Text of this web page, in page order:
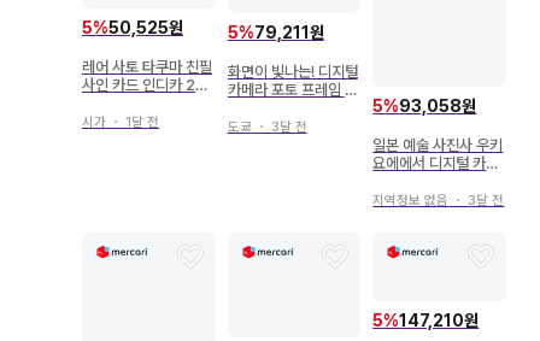
5%50,525원
레어 사토 타쿠마 친필
사인 카드 인디카 202
시가 ・ 1달 전
5%79,211원
화면이 빛나는! 디지털
카메라 포토 프레임 전
도쿄 ・ 3달 전
5%93,058원
일본 예술 사진사 우키
요에에서 디지털 카메
히로
지역정보 없음 ・ 3달 전
5%147,210원